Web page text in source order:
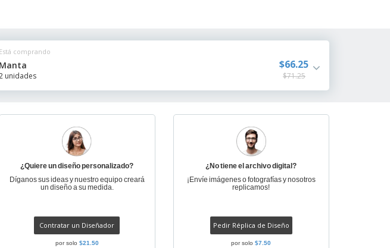
Está comprando
Manta
unidades
$66.25
$71.25
¿Quiere un diseño personalizado?
Díganos sus ideas y nuestro equipo creará
un diseño a su medida.
Contratar un Diseñador
por solo $21.50
¿No tiene el archivo digital?
¡Envíe imágenes o fotografías y nosotros
replicamos!
Pedir Réplica de Diseño
por solo$7.50